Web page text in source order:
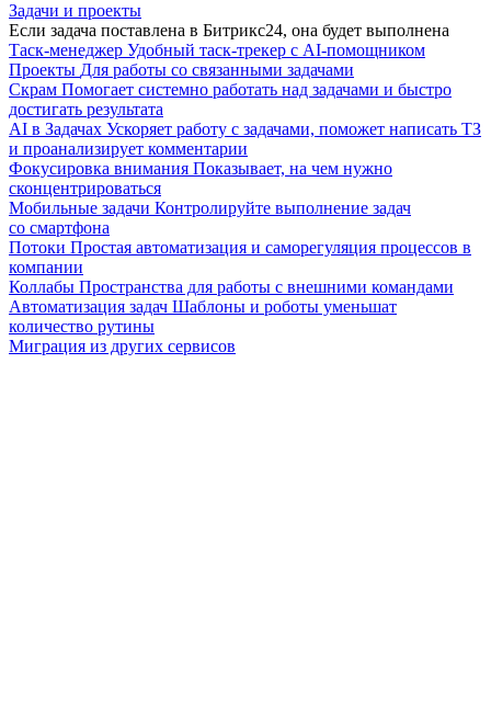
Задачи и проекты
Если задача поставлена в Битрикс24, она будет выполнена
Таск-менеджер Удобный таск-трекер с AI-помощником
Проекты Для работы со связанными задачами
Скрам Помогает системно работать над задачами и быстро
достигать результата
AI в Задачах Ускоряет работу с задачами, поможет написать ТЗ
и проанализирует комментарии
Фокусировка внимания Показывает, на чем нужно
сконцентрироваться
Мобильные задачи Контролируйте выполнение задач
со смартфона
Потоки Простая автоматизация и саморегуляция процессов в
компании
Коллабы Пространства для работы с внешними командами
Автоматизация задач Шаблоны и роботы уменьшат
количество рутины
Миграция из других сервисов